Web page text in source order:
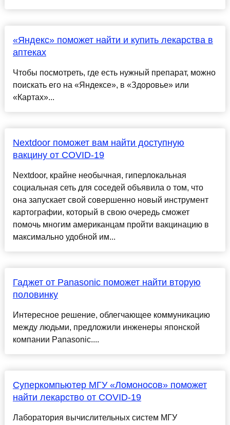
«Яндекс» поможет найти и купить лекарства в
аптеках
Чтобы посмотреть, где есть нужный препарат, можно
поискать его на «Яндексе», в «Здоровье» или
«Картах»...
Nextdoor поможет вам найти доступную
вакцину от COVID-19
Nextdoor, крайне необычная, гиперлокальная
социальная сеть для соседей объявила о том, что
она запускает свой совершенно новый инструмент
картографии, который в свою очередь сможет
помочь многим американцам пройти вакцинацию в
максимально удобной им...
Гаджет от Panasonic поможет найти вторую
половинку
Интересное решение, облегчающее коммуникацию
между людьми, предложили инженеры японской
компании Panasonic....
Суперкомпьютер МГУ «Ломоносов» поможет
найти лекарство от COVID-19
Лаборатория вычислительных систем МГУ